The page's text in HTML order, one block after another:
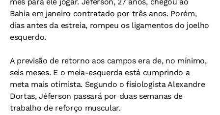
Bahia em janeiro contratado por três anos. Porém,
dias antes da estreia, rompeu os ligamentos do joelho
esquerdo.
A previsão de retorno aos campos era de, no mínimo,
seis meses. E o meia-esquerda está cumprindo a
meta mais otimista. Segundo o fisiologista Alexandre
Dortas, Jéferson passará por duas semanas de
trabalho de reforço muscular.